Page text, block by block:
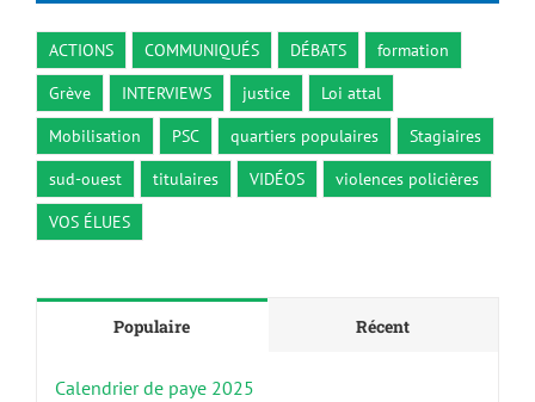
ACTIONS COMMUNIQUÉS DÉBATS
formation
Grève
INTERVIEWS justice
Loi attal
Mobilisation
PSC quartiers populaires
Stagiaires
sud-ouest
titulaires VIDÉOS
violences policières
VOS ÉLUES
Populaire Récent
Calendrier de paye 2025